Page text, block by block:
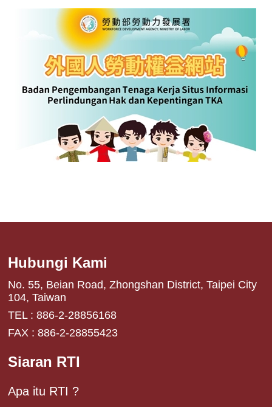
Hubungi Kami
No. 55, Beian Road, Zhongshan District, Taipei City
104, Taiwan
TEL : 886-2-28856168
FAX : 886-2-28855423
Siaran RTI
Apa itu RTI ?